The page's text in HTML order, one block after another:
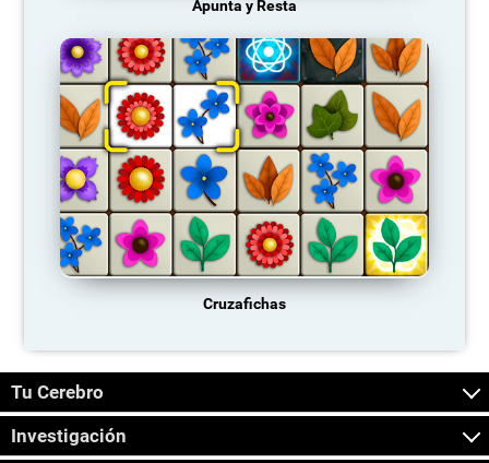
Apunta y Resta
Cruzafichas
Tu Cerebro
Investigación